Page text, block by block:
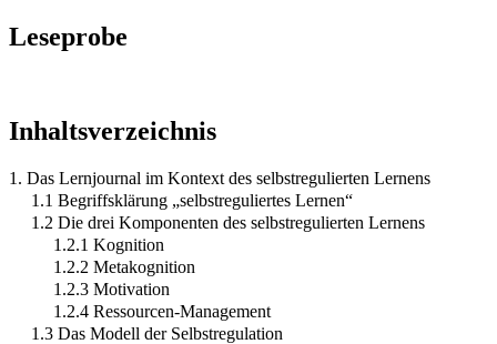
Leseprobe
Inhaltsverzeichnis
1. Das Lernjournal im Kontext des selbstregulierten Lernens
1.1 Begriffsklärung „selbstreguliertes Lernen“
1.2 Die drei Komponenten des selbstregulierten Lernens
1.2.1 Kognition
1.2.2 Metakognition
1.2.3 Motivation
1.2.4 Ressourcen-Management
1.3 Das Modell der Selbstregulation